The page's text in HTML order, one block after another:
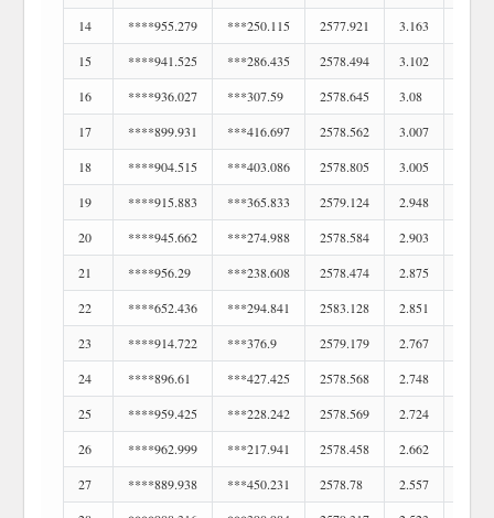
14
****955.279 ***250.115 2577.921 3.163
15
****941.525 ***286.435 2578.494 3.102
16
****936.027 ***307.59 2578.645 3.08
17
****899.931 ***416.697 2578.562 3.007
18
****904.515 ***403.086 2578.805 3.005
19
****915.883 ***365.833 2579.124 2.948
20
****945.662 ***274.988 2578.584 2.903
21
****956.29 ***238.608 2578.474 2.875
22
****652.436 ***294.841 2583.128 2.851
23
****914.722 ***376.9 2579.179 2.767
24
****896.61 ***427.425 2578.568 2.748
25
****959.425 ***228.242 2578.569 2.724
26
****962.999 ***217.941 2578.458 2.662
27
****889.938 ***450.231 2578.78 2.557